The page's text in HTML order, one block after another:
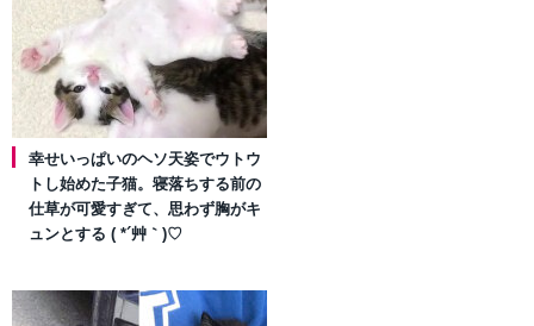
幸せいっぱいのヘソ天姿でウトウ
トし始めた子猫。寝落ちする前の
仕草が可愛すぎて、思わず胸がキ
ュンとする ( *´艸｀)♡